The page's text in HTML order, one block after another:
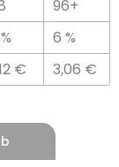
€
96+
6 %
3,06 €